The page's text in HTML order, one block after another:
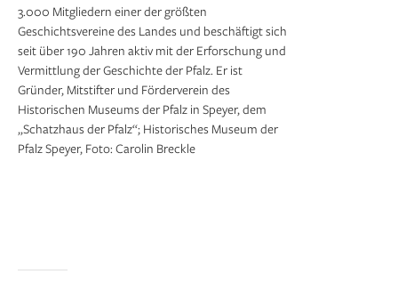
3.000 Mitgliedern einer der größten
Geschichtsvereine des Landes und beschäftigt sich
seit über 190 Jahren aktiv mit der Erforschung und
Vermittlung der Geschichte der Pfalz. Er ist
Gründer, Mitstifter und Förderverein des
Historischen Museums der Pfalz in Speyer, dem
„Schatzhaus der Pfalz“; Historisches Museum der
Pfalz Speyer, Foto: Carolin Breckle